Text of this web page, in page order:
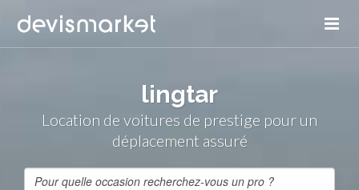
lingtar
Location de voitures de prestige pour un
déplacement assuré